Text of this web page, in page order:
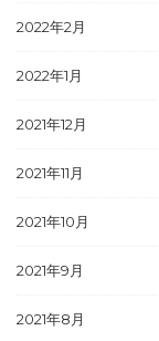
2022年2月
2022年1月
2021年12月
2021年11月
2021年10月
2021年9月
2021年8月